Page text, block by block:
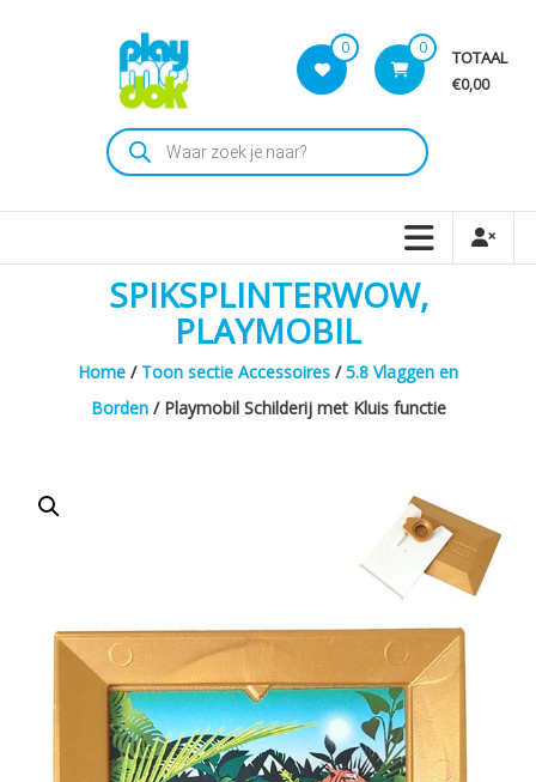
Playmodok
Tweedehands
dromen
voor
iedereen
0 0 TOTAAL
€0,00
Producten
zoeken
SPIKSPLINTERWOW,
PLAYMOBIL
Home / Toon sectie Accessoires /5.8 Vlaggen en
Borden/ Playmobil Schilderij met Kluis functie